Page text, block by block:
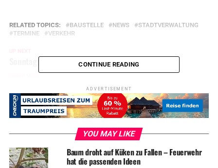
RELATED TOPICS: BAUSTELLE NEWS
STADTVERWALTUNG
TERMINE
VERKEHR
Sonntag: Sperrung des Dorfplatzes Volmarstein
„Stadtmarketing“ – Büro geschlossen
CONTINUE READING
ADVERTISEMENT
YOU MAY LIKE
Baum droht auf Küken zu Fallen – Feuerwehr
hat die passenden Ideen